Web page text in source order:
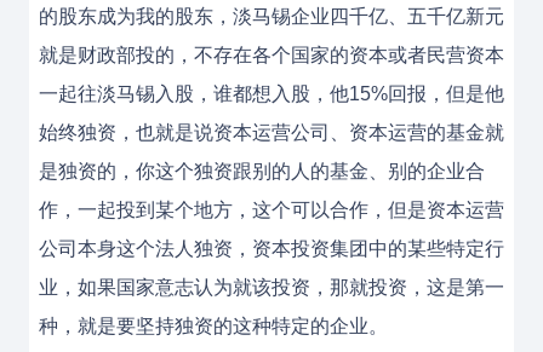
的股东成为我的股东，淡马锡企业四千亿、五千亿新元
就是财政部投的，不存在各个国家的资本或者民营资本
一起往淡马锡入股，谁都想入股，他15%回报，但是他
始终独资，也就是说资本运营公司、资本运营的基金就
是独资的，你这个独资跟别的人的基金、别的企业合
作，一起投到某个地方，这个可以合作，但是资本运营
公司本身这个法人独资，资本投资集团中的某些特定行
业，如果国家意志认为就该投资，那就投资，这是第一
种，就是要坚持独资的这种特定的企业。